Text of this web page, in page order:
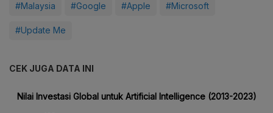
#Malaysia #Google #Apple #Microsoft
#Update Me
CEK JUGA DATA INI